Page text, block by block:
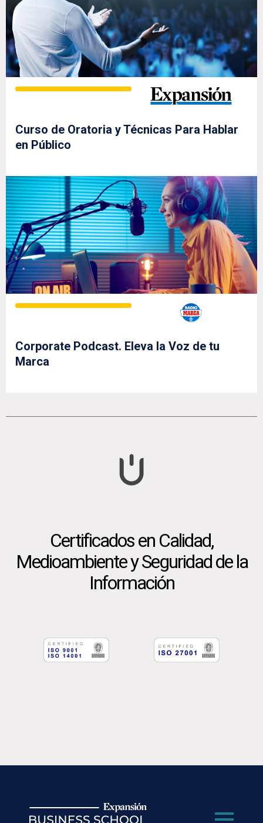
Curso de Oratoria y Técnicas Para Hablar
en Público
Corporate Podcast. Eleva la Voz de tu
Marca
Certificados en Calidad,
Medioambiente y Seguridad de la
Información